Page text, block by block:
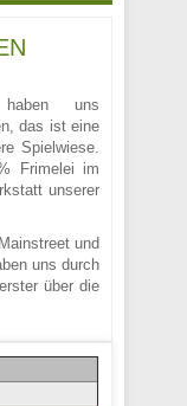
E
uns
das ist eine
Spielwiese.
Frimelei im
unserer
und
uns durch
über die